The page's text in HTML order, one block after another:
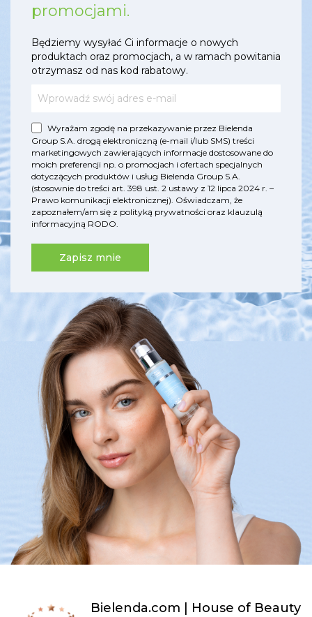
promocjami.
Będziemy wysyłać Ci informacje o nowych
produktach oraz promocjach, a w ramach powitania
otrzymasz od nas kod rabatowy.
Wyrażam zgodę na przekazywanie przez Bielenda
Group S.A. drogą elektroniczną (e-mail i/lub SMS) treści
marketingowych zawierających informacje dostosowane do
moich preferencji np. o promocjach i ofertach specjalnych
dotyczących produktów i usług Bielenda Group S.A.
(stosownie do treści art. 398 ust. 2 ustawy z 12 lipca 2024 r. –
Prawo komunikacji elektronicznej). Oświadczam, że
zapoznałem/am się z polityką prywatności oraz klauzulą
informacyjną RODO
Zapisz mnie
Bielenda.com | House of Beauty